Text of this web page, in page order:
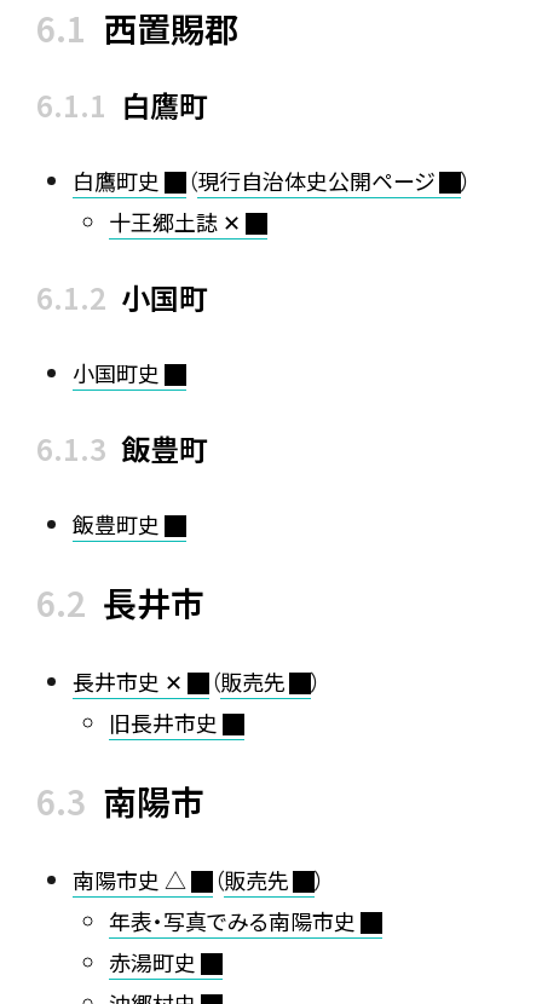
西置賜郡
白鷹町
白鷹町史 （現行自治体史公開ページ
）
十王郷土誌 ✕
小国町
小国町史
飯豊町
飯豊町史
長井市
長井市史 ✕ （販売先
）
旧長井市史
南陽市
南陽市史 △ （販売先
）
年表・写真でみる南陽市史
赤湯町史